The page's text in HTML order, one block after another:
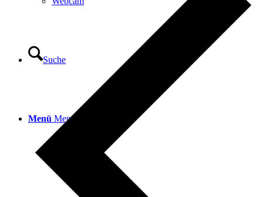
Suche
Menü Menü